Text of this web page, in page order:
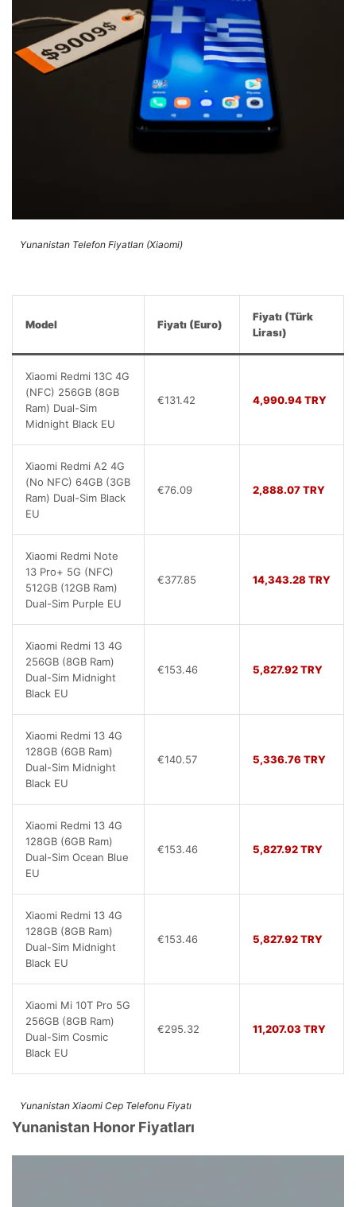
Yunanistan Telefon Fiyatları (Xiaomi)
Model Fiyatı (Euro)
Fiyatı (Türk
Lirası)
Xiaomi Redmi 13C 4G
(NFC) 256GB (8GB
Ram) Dual-Sim
Midnight Black EU
€131.42 4,990.94 TRY
Xiaomi Redmi A2 4G
(No NFC) 64GB (3GB
Ram) Dual-Sim Black
EU
€76.09 2,888.07 TRY
Xiaomi Redmi Note
13 Pro+ 5G (NFC)
512GB (12GB Ram)
Dual-Sim Purple EU
€377.85 14,343.28 TRY
Xiaomi Redmi 13 4G
256GB (8GB Ram)
Dual-Sim Midnight
Black EU
€153.46 5,827.92 TRY
Xiaomi Redmi 13 4G
128GB (6GB Ram)
Dual-Sim Midnight
Black EU
€140.57 5,336.76 TRY
Xiaomi Redmi 13 4G
128GB (6GB Ram)
Dual-Sim Ocean Blue
EU
€153.46 5,827.92 TRY
Xiaomi Redmi 13 4G
128GB (8GB Ram)
Dual-Sim Midnight
Black EU
€153.46 5,827.92 TRY
Xiaomi Mi 10T Pro 5G
256GB (8GB Ram)
Dual-Sim Cosmic
Black EU
€295.32 11,207.03 TRY
Yunanistan Xiaomi Cep Telefonu Fiyatı
Yunanistan Honor Fiyatları